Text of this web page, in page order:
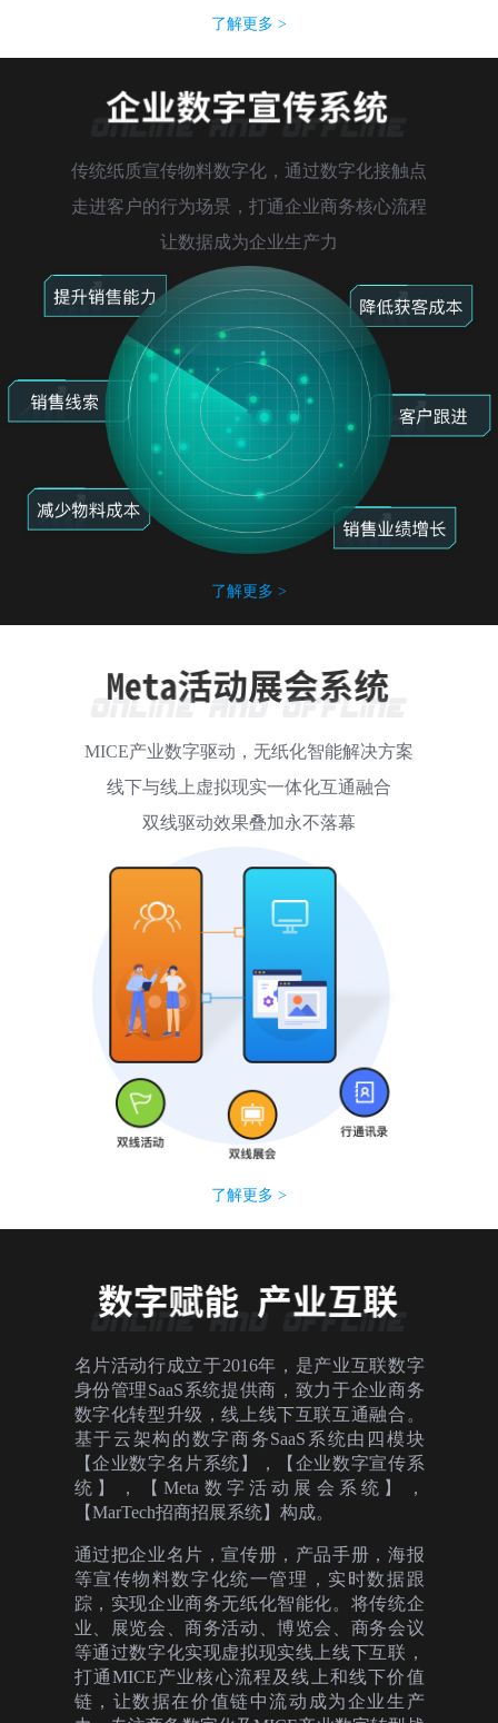
了解更多 >
传统纸质宣传物料数字化，通过数字化接触点
走进客户的行为场景，打通企业商务核心流程
让数据成为企业生产力
了解更多 >
MICE产业数字驱动，无纸化智能解决方案
线下与线上虚拟现实一体化互通融合
双线驱动效果叠加永不落幕
了解更多 >
名片活动行成立于2016年，是产业互联数字
身份管理SaaS系统提供商，致力于企业商务
数字化转型升级，线上线下互联互通融合。
基于云架构的数字商务SaaS系统由四模块
【企业数字名片系统】，【企业数字宣传系
统】，【Meta数字活动展会系统】，
【MarTech招商招展系统】构成。
通过把企业名片，宣传册，产品手册，海报
等宣传物料数字化统一管理，实时数据跟
踪，实现企业商务无纸化智能化。将传统企
业、展览会、商务活动、博览会、商务会议
等通过数字化实现虚拟现实线上线下互联，
打通MICE产业核心流程及线上和线下价值
链，让数据在价值链中流动成为企业生产